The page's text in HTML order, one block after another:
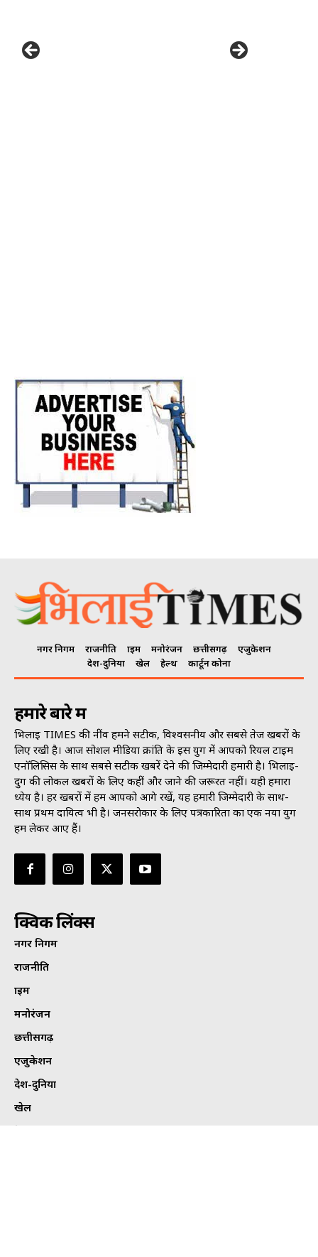
नगर निगम राजनीति क्राइम मनोरंजन छत्तीसगढ़
एजुकेशन
देश-दुनिया
खेल हेल्थ कार्टून कोना
हमारे बारे में
भिलाई TIMES की नींव हमने सटीक, विश्वसनीय और सबसे तेज खबरों के
लिए रखी है। आज सोशल मीडिया क्रांति के इस युग में आपको रियल टाइम
एनॉलिसिस के साथ सबसे सटीक खबरें देने की जिम्मेदारी हमारी है। भिलाई-
दुर्ग की लोकल खबरों के लिए कहीं और जाने की जरूरत नहीं। यही हमारा
ध्येय है। हर खबरों में हम आपको आगे रखें, यह हमारी जिम्मेदारी के साथ-
साथ प्रथम दायित्व भी है। जनसराेकार के लिए पत्रकारिता का एक नया युग
हम लेकर आए हैं।
क्विक लिंक्स
नगर निगम
राजनीति
क्राइम
मनोरंजन
छत्तीसगढ़
एजुकेशन
देश-दुनिया
खेल
हेल्थ